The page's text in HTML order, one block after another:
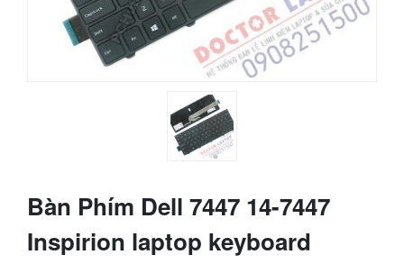
Bàn Phím Dell 7447 14-7447
Inspirion laptop keyboard